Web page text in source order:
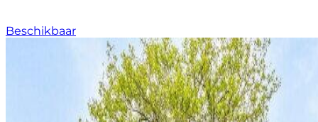
Beschikbaar